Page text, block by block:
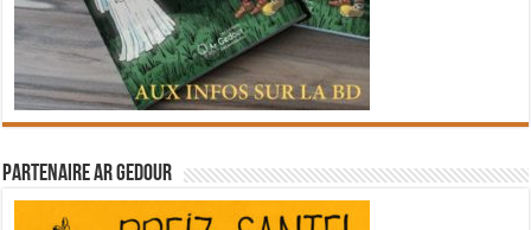
Partenaire Ar Gedour